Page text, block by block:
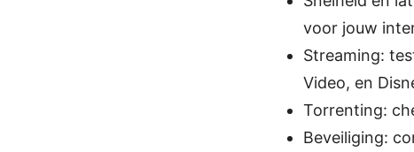
voor jouw
Streaming:
Video, en
Torrenting:
Beveiliging: